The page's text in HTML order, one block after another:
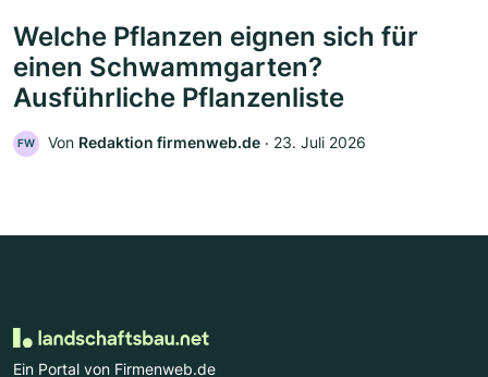
Welche Pflanzen eignen sich für
einen Schwammgarten?
Ausführliche Pflanzenliste
FW Von Redaktion firmenweb.de ‧ 23. Juli 2026
Ein Portal von Firmenweb.de